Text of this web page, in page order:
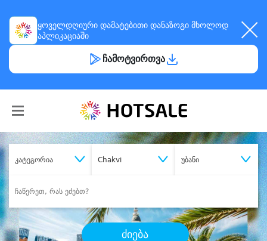
ყოველდღიური დამატებითი დანაზოგი მხოლოდ
აპლიკაციაში
ჩამოტვირთვა
კატეგორია Chakvi უბანი
ძიება